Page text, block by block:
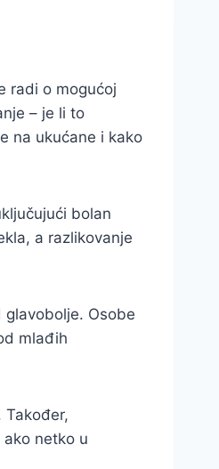
radi o mogućoj
– je li to
na ukućane i kako
bolan
a razlikovanje
Osobe
mlađih
netko u